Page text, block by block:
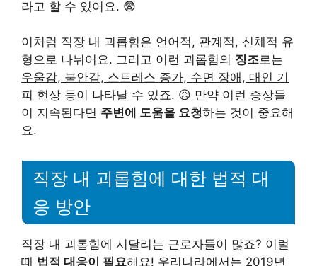
라고 할 수 있어요. 😨
이처럼 직장 내 괴롭힘은 언어적, 관계적, 신체적 유
형으로 나뉘어요. 그리고 이런 괴롭힘의 징조로는
우울감, 불안감, 스트레스 증가, 수면 장애, 대인 기
피 현상 등이 나타날 수 있죠. 😥 만약 이런 증상들
이 지속된다면 주변에 도움을 요청하는 것이 중요해
요.
직장 내 괴롭힘에 대한 법적 대
응 방안
직장 내 괴롭힘에 시달리는 근로자들이 많죠? 이럴
때 법적 대응이 필요해요! 우리나라에서는 2019년